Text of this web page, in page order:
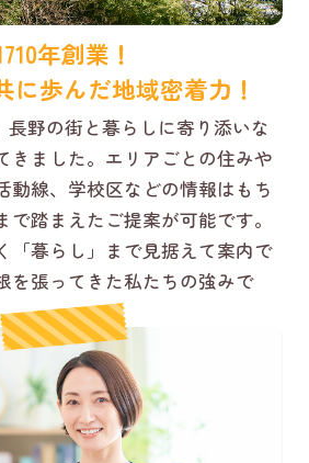
年創業！
に歩んだ地域密着力！
長野の街と暮らしに寄り添いな
きました。エリアごとの住みや
動線、学校区などの情報はもち
で踏まえたご提案が可能です。
「暮らし」まで見据えて案内で
を張ってきた私たちの強みで